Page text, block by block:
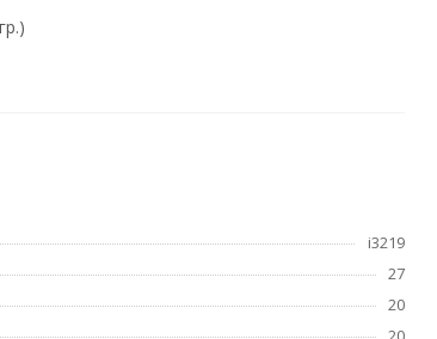
i3219
27
20